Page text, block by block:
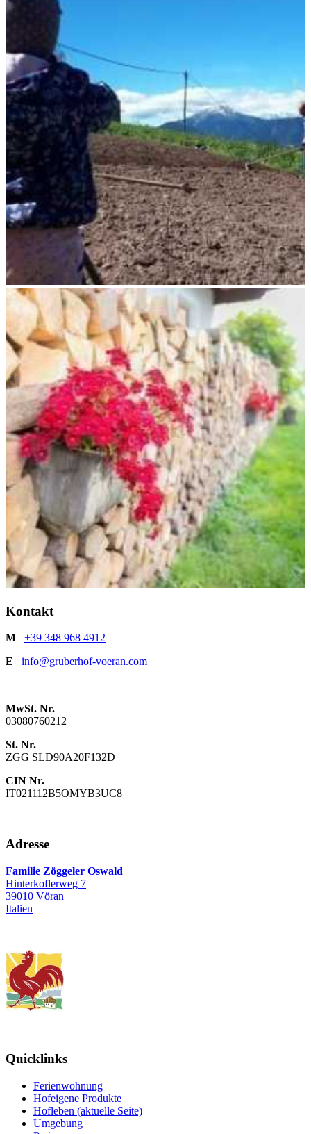
Kontakt
M
+39 348 968 4912
E
info@gruberhof-voeran.com
MwSt. Nr.
03080760212
St. Nr.
ZGG SLD90A20F132D
CIN Nr.
IT021112B5OMYB3UC8
Adresse
Familie Zöggeler Oswald
Hinterkoflerweg 7
39010 Vöran
Italien
Quicklinks
Ferienwohnung
Hofeigene Produkte
Hofleben (aktuelle Seite)
Umgebung